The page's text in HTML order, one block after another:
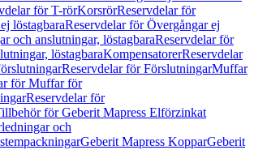
för T-rörKorsrörReservdelar för
löstagbaraReservdelar för Övergångar ej
och anslutningar, löstagbaraReservdelar för
löstagbaraKompensatorerReservdelar
Reservdelar för FörslutningarMuffar
för Muffar för
Reservdelar för
för Geberit Mapress Elförzinkat
och
Geberit Mapress KopparGeberit